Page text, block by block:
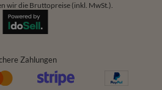
wir die Bruttopreise (inkl. MwSt.).
Zahlungen